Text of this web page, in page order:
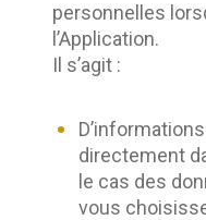
personnelles
l’Application.
Il s’agit :
directement
le cas des
vous